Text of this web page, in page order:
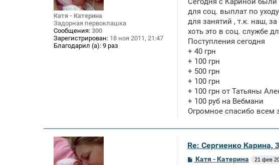
Катя - Катерина
Задорная первоклашка
Сообщения: 300
Зарегистрирован: 18 ноя 2011, 21:47
Благодарил (а): 9 раз
б
щ
н
и
для соц. выплат по
для занятий , т.к. наш,
хоть это в соц. службе
Поступления сегодня
+ 40 грн
+ 100 грн
+ 500 грн
+ 100 грн
+ 100 грн от Татьяны
+ 100 руб на Вебмани
Огромное спасибо всем
Re: Сергиенко Карина,
СКатя - Катерина 21 фев